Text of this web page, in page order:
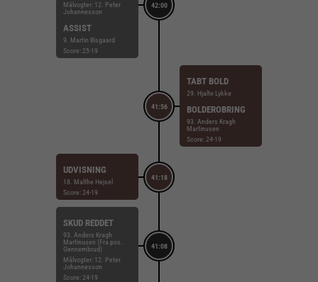
42:00
Målvogter: 12. Peter
Johannesson
ASSIST
9. Martin Bisgaard
Score: 25-19
41:56
TABT BOLD
29. Hjalte Lykke
BOLDEROBRING
93. Anders Kragh
Martinusen
Score: 24-19
41:18
UDVISNING
18. Malthe Hejsel
Score: 24-19
41:08
SKUD REDDET
93. Anders Kragh
Martinusen (Fra pos.
Gennembrud)
Målvogter: 12. Peter
Johannesson
Score: 24-19